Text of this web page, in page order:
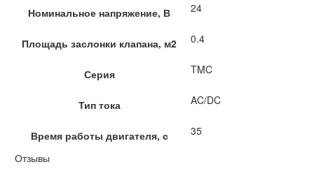
Номинальное напряжение, В 24
Площадь заслонки клапана, м2 0.4
Серия TMC
Тип тока AC/DC
Время работы двигателя, с
35
Отзывы